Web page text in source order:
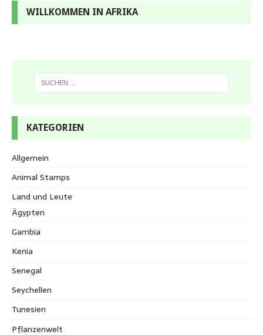
WILLKOMMEN IN AFRIKA
KATEGORIEN
Allgemein
Animal Stamps
Land und Leute
Ägypten
Gambia
Kenia
Senegal
Seychellen
Tunesien
Pflanzenwelt